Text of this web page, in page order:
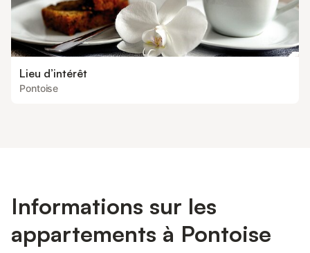
Lieu d’intérêt
Pontoise
Informations sur les
appartements à Pontoise